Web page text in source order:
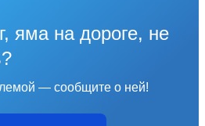
яма на дороге, не
— сообщите о ней!